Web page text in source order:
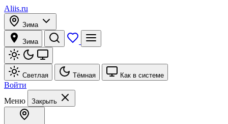
Aliis.ru
Зима
Зима
Светлая Тёмная Как в системе
Войти
Меню
Закрыть